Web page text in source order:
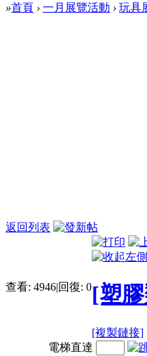
»首頁 › 一月展覽活動 › 玩具
返回列表
查看: 4946|回復: 0[塑
[複製鏈接]
電梯直達